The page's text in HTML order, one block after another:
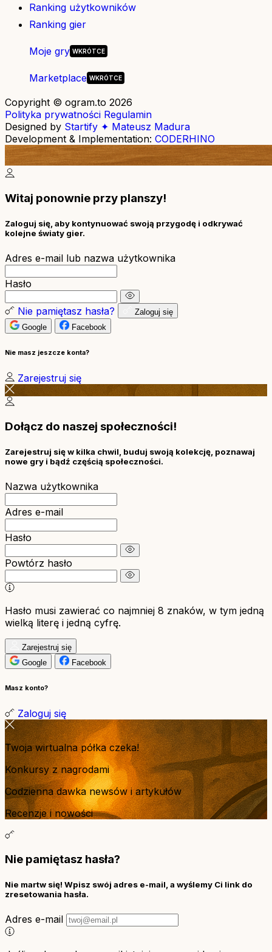
Ranking użytkowników
Ranking gier
Moje gry
Marketplace
Copyright © ogram.to 2026
Polityka prywatności Regulamin
Designed by Startify ✦ Mateusz Madura
Development & Implementation: CODERHINO
Witaj ponownie przy planszy!
Zaloguj się, aby kontynuować swoją przygodę i odkrywać
kolejne światy gier.
Adres e-mail lub nazwa użytkownika
Hasło
Nie pamiętasz hasła?
Zaloguj się
Google
Facebook
Nie masz jeszcze konta?
Zarejestruj się
Dołącz do naszej społeczności!
Zarejestruj się w kilka chwil, buduj swoją kolekcję, poznawaj
nowe gry i bądź częścią społeczności.
Nazwa użytkownika
Adres e-mail
Hasło
Powtórz hasło
Hasło musi zawierać co najmniej 8 znaków, w tym jedną
wielką literę i jedną cyfrę.
Zarejestruj się
Google
Facebook
Masz konto?
Zaloguj się
Twoja wirtualna półka czeka!
Konkursy z nagrodami
Codzienna dawka newsów i artykułów
Recenzje i nowości
Nie pamiętasz hasła?
Nie martw się! Wpisz swój adres e-mail, a wyślemy Ci link do
zresetowania hasła.
Adres e-mail